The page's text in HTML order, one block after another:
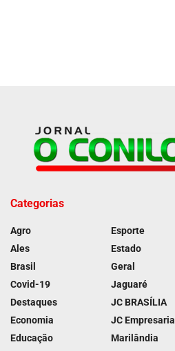
Categorias
Agro
Ales
Brasil
Covid-19
Destaques
Economia
Educação
Esporte
Estado
Geral
Jaguaré
JC BRASÍLIA
JC Empresarial
Marilândia